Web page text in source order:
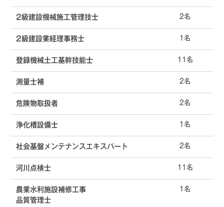
2級建設機械施工管理技士 2名
2級建設業経理事務士 1名
登録機械土工基幹技能士 11名
測量士補 2名
危険物取扱者 2名
浄化槽設備士 1名
社会基盤メンテナンスエキスパート 2名
河川点検士 11名
農業水利施設補修工事
品質管理士
1名